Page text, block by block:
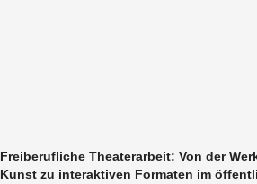
Frei­be­ruf­li­che Thea­ter­ar­beit: Von der
Kunst zu in­ter­ak­ti­ven For­ma­ten im